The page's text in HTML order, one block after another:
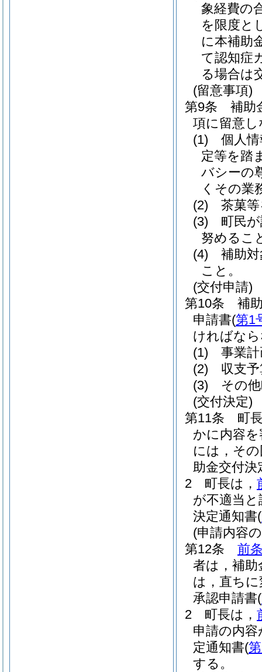
象経費の
を限度と
に本補助
て認知症
る場合は
(留意事項)
第9条
補助
項に留意
(1)
個人
定等を踏
バシーの
くその業
(2)
茶菓
(3)
町民
努めるこ
(4)
補助
こと。
(交付申請)
第10条
補
申請書(第1
ければな
(1)
事業
(2)
収支
(3)
その
(交付決定)
第11条
町
かに内容
には，そ
助金交付決
2
町長は，
が不適当
決定通知書(
(申請内容
第12条
前
者は，補
は，直ち
承認申請書(
2
町長は，
申請の内
定通知書(
する。